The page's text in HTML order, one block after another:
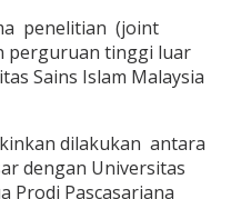
penelitian (joint
perguruan tinggi luar
Sains Islam Malaysia
dilakukan antara
dengan Universitas
Prodi Pascasarjana